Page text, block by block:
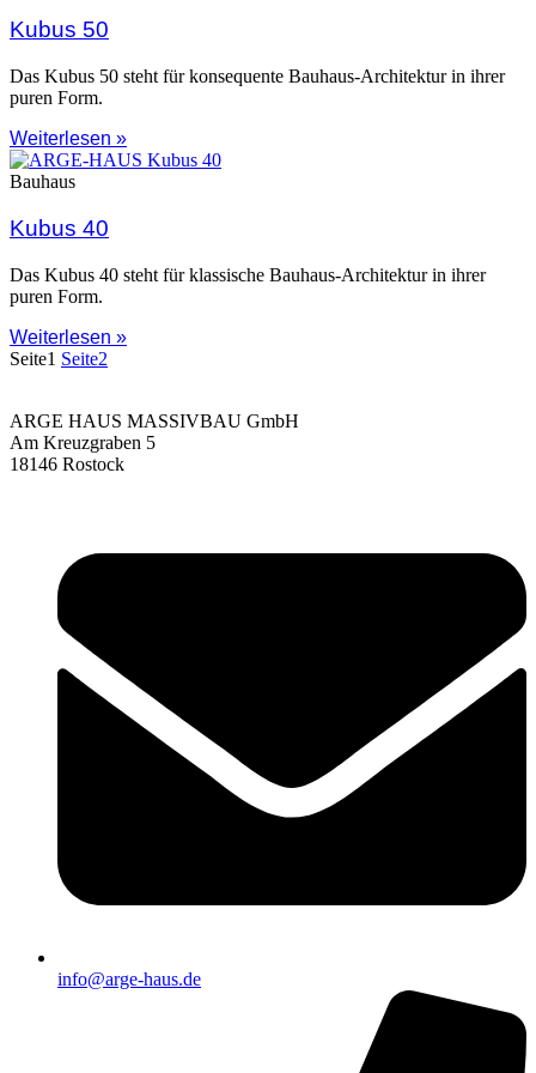
Kubus 50
Das Kubus 50 steht für konsequente Bauhaus-Architektur in ihrer
puren Form.
Weiterlesen »
Bauhaus
Kubus 40
Das Kubus 40 steht für klassische Bauhaus-Architektur in ihrer
puren Form.
Weiterlesen »
Seite1 Seite2
ARGE HAUS MASSIVBAU GmbH
Am Kreuzgraben 5
18146 Rostock
info@arge-haus.de